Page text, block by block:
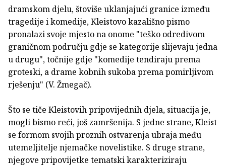
dramskom djelu, štoviše uklanjajući granice između
tragedije i komedije, Kleistovo kazališno pismo
pronalazi svoje mjesto na onome "teško odredivom
graničnom području gdje se kategorije slijevaju jedna
u drugu", točnije gdje "komedije tendiraju prema
groteski, a drame kobnih sukoba prema pomirljivom
rješenju" (V. Žmegač).
Što se tiče Kleistovih pripovijednih djela, situacija je,
mogli bismo reći, još zamršenija. S jedne strane, Kleist
se formom svojih proznih ostvarenja ubraja među
utemeljitelje njemačke novelistike. S druge strane,
njegove pripovijetke tematski karakteriziraju